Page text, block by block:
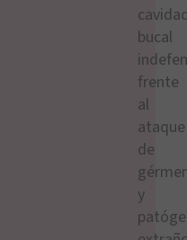
bucal
frente
al
ataque
de
y